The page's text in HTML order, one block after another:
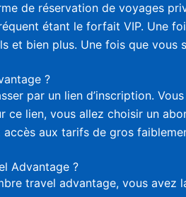
de réservation de voyages
étant le forfait VIP. Une
et bien plus. Une fois que
?
par un lien d’inscription.
ce lien, vous allez choisir un
aux tarifs de gros
Advantage ?
travel advantage, vous